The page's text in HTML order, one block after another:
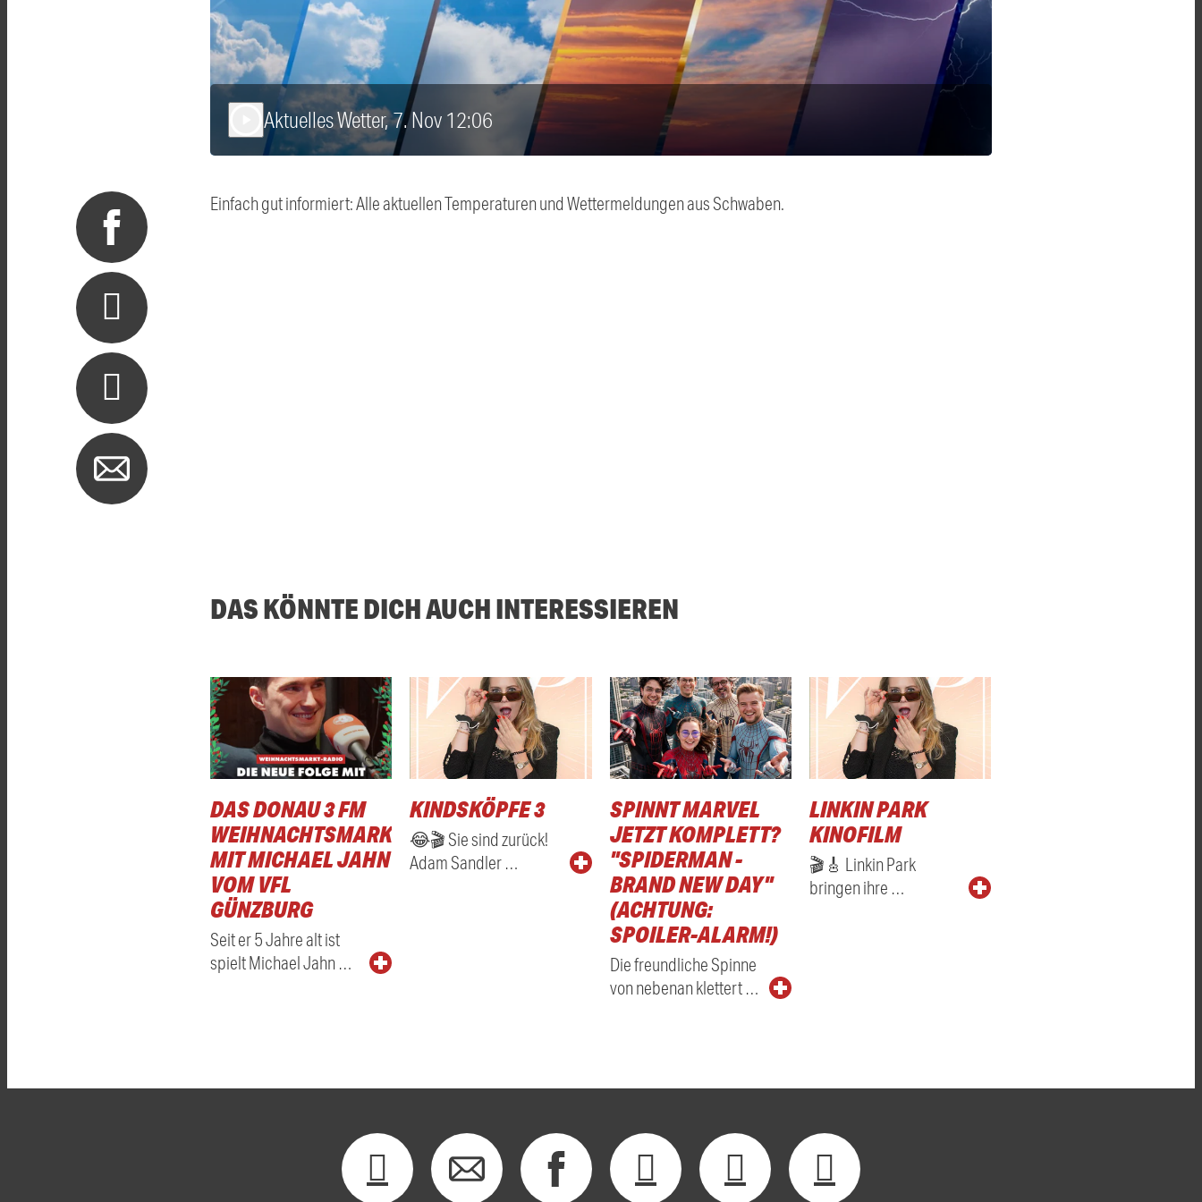
Aktuelles Wetter, 7. Nov 12:06
Einfach gut informiert: Alle aktuellen Temperaturen und Wettermeldungen aus Schwaben.
DAS KÖNNTE DICH AUCH INTERESSIEREN
DAS DONAU 3 FM
WEIHNACHTSMARKTRADIO
MIT MICHAEL JAHN
VOM VFL
GÜNZBURG
Seit er 5 Jahre alt ist
spielt Michael Jahn …
KINDSKÖPFE 3
😂🎬 Sie sind zurück!
Adam Sandler …
SPINNT MARVEL
JETZT KOMPLETT?
"SPIDERMAN -
BRAND NEW DAY"
(ACHTUNG:
SPOILER-ALARM!)
Die freundliche Spinne
von nebenan klettert …
LINKIN PARK
KINOFILM
🎬🎸 Linkin Park
bringen ihre …